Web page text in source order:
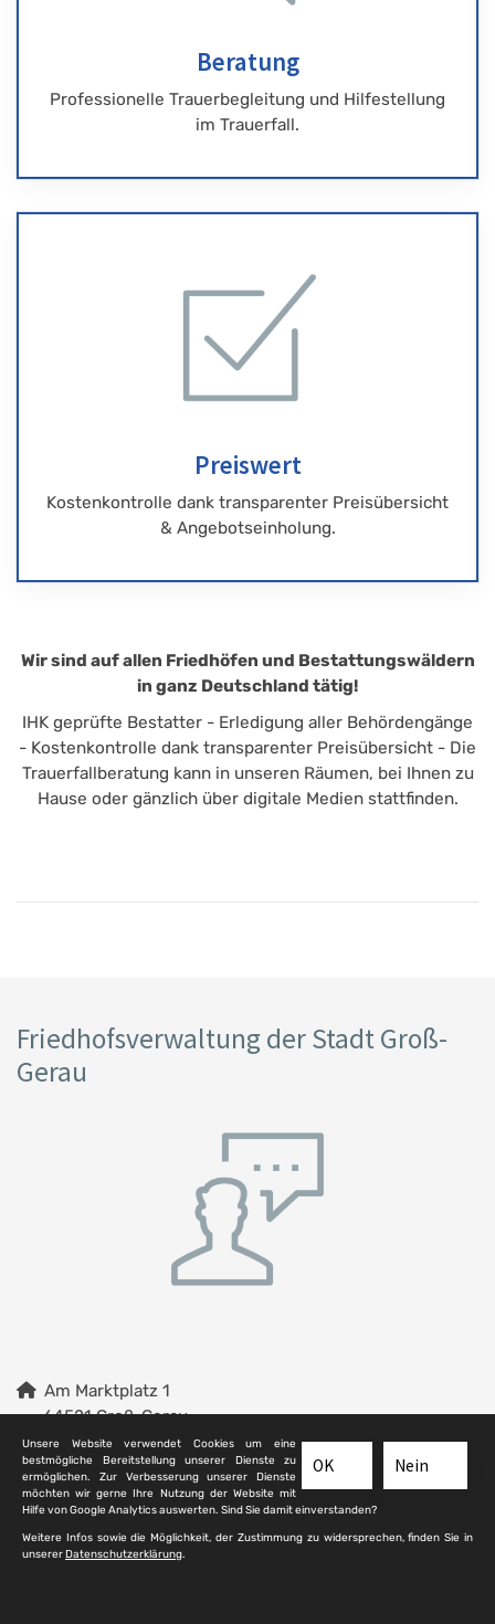
Beratung
Professionelle Trauerbegleitung und Hilfestellung
im Trauerfall.
Preiswert
Kostenkontrolle dank transparenter Preisübersicht
& Angebotseinholung.
Wir sind auf allen Friedhöfen und Bestattungswäldern
in ganz Deutschland tätig!
IHK geprüfte Bestatter - Erledigung aller Behördengänge
- Kostenkontrolle dank transparenter Preisübersicht - Die
Trauerfallberatung kann in unseren Räumen, bei Ihnen zu
Hause oder gänzlich über digitale Medien stattfinden.
Friedhofsverwaltung der Stadt Groß-
Gerau
Am Marktplatz 1
64521 Groß-Gerau
Ansprechpartner: Mitarbeitende Friedhofswesen
Telefon:06152 - 716 6700
E-Mail:friedhof@gross-gerau.de
Webseite: Friedhofswesen Groß-Gerau
Nein
OK
Unsere Website verwendet Cookies um eine
bestmögliche Bereitstellung unserer Dienste zu
ermöglichen. Zur Verbesserung unserer Dienste
möchten wir gerne Ihre Nutzung der Website mit
Hilfe von Google Analytics auswerten. Sind Sie damit einverstanden?
Weitere Infos sowie die Möglichkeit, der Zustimmung zu widersprechen, finden Sie in
unsererDatenschutzerklärung.